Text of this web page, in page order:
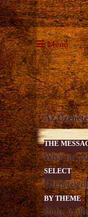
Menu
Az
THE
What are
SELECT
Üzenetek
BY THEME
Unity in